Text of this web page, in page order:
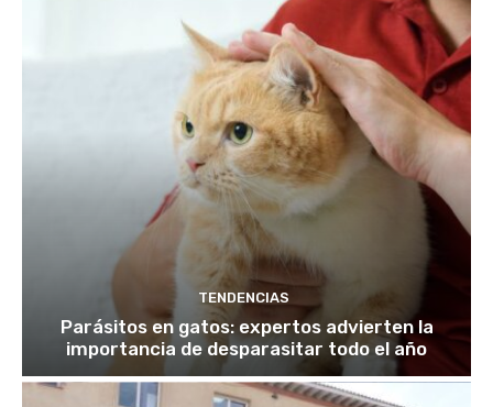
TENDENCIAS
Parásitos en gatos: expertos advierten la
importancia de desparasitar todo el año